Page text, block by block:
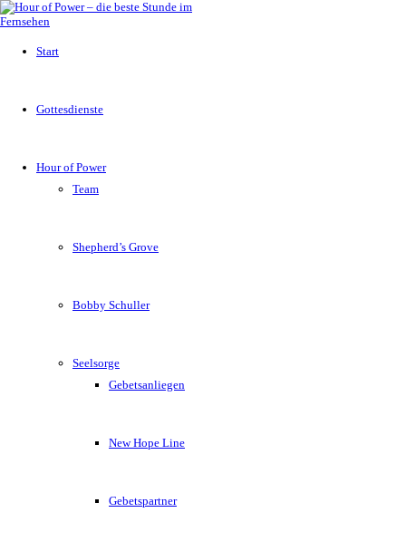
Start
Gottesdienste
Hour of Power
Team
Shepherd’s Grove
Bobby Schuller
Seelsorge
Gebetsanliegen
New Hope Line
Gebetspartner